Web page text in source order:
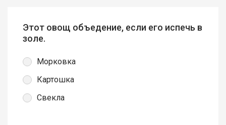
Этот овощ объедение, если его испечь в
золе.
Морковка
Картошка
Свекла